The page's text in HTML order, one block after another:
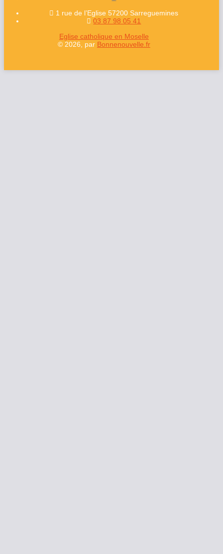
1 rue de l’Eglise 57200 Sarreguemines
03 87 98 05 41
Eglise catholique en Moselle
© 2026, par Bonnenouvelle.fr